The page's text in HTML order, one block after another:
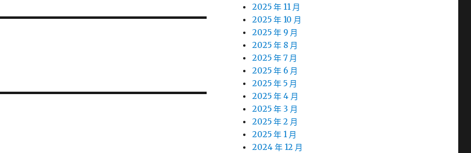
2025 年 11 月
2025 年 10 月
2025 年 9 月
2025 年 8 月
2025 年 7 月
2025 年 6 月
2025 年 5 月
2025 年 4 月
2025 年 3 月
2025 年 2 月
2025 年 1 月
2024 年 12 月